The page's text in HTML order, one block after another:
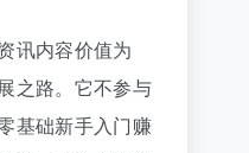
讯内容价值为
之路。它不参与
基础新手入门赚